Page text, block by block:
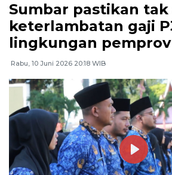
Sumbar pastikan tak
keterlambatan gaji
lingkungan pemprov
Rabu, 10 Juni 2026 20:18 WIB
Play